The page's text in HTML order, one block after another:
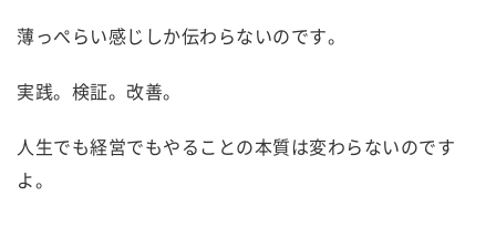
薄っぺらい感じしか伝わらないのです。
実践。検証。改善。
人生でも経営でもやることの本質は変わらないのです
よ。